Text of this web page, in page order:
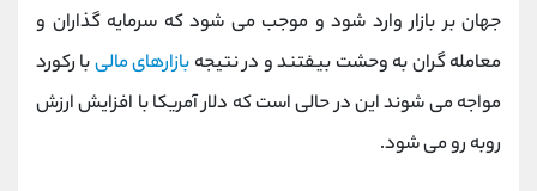
جهان بر بازار وارد شود و موجب می شود که سرمایه گذاران و
معامله گران به وحشت بیفتند و در نتیجه بازارهای مالیبا رکورد
مواجه می شوند این در حالی است که دلار آمریکا با افزایش ارزش
روبه رو می شود.